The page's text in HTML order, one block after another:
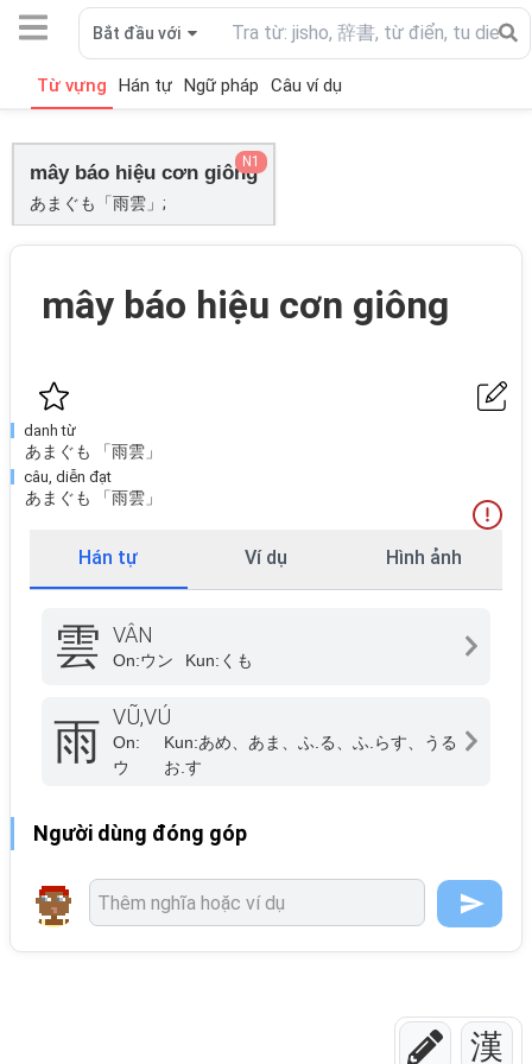
漢
Bắt đầu với
Từ vựng Hán tự Ngữ pháp Câu ví dụ
mây báo hiệu cơn giông
あまぐも「雨雲」;
N1
mây báo hiệu cơn giông
danh từ
あまぐも 「雨雲」
câu, diễn đạt
あまぐも 「雨雲」
Hán tự Ví dụ Hình ảnh
雲 VÂN
On:ウン Kun: くも
雨 VŨ,VÚ
On:
ウ
Kun:あめ、あま、ふ.る、ふ.らす、うる
お.す
Người dùng đóng góp